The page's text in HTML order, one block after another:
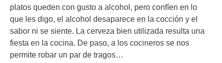
platos queden con gusto a alcohol, pero confíen en lo
que les digo, el alcohol desaparece en la cocción y el
sabor ni se siente. La cerveza bien utilizada resulta una
fiesta en la cocina. De paso, a los cocineros se nos
permite robar un par de tragos…